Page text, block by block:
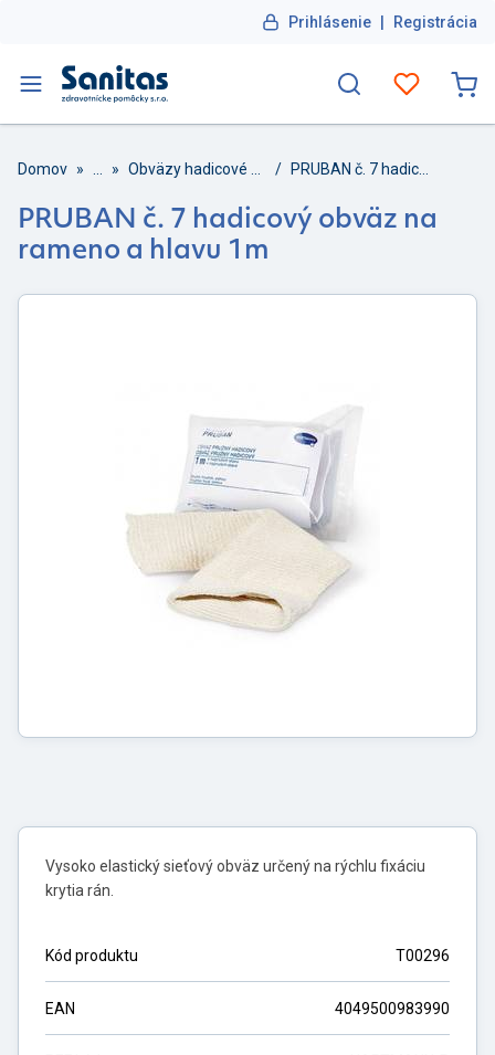
Prihlásenie | Registrácia
Domov » » /
PRUBAN č. 7 hadicový obväz na
rameno a hlavu 1m
Vysoko elastický sieťový obväz určený na rýchlu fixáciu
krytia rán.
Kód produktu T00296
EAN 4049500983990